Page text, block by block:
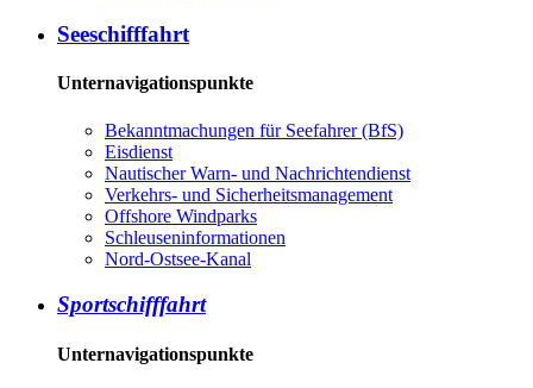
Seeschifffahrt
Unternavigationspunkte
Bekanntmachungen für Seefahrer (BfS)
Eisdienst
Nautischer Warn- und Nachrichtendienst
Verkehrs- und Sicherheitsmanagement
Offshore Windparks
Schleuseninformationen
Nord-Ostsee-Kanal
Sportschifffahrt
Unternavigationspunkte